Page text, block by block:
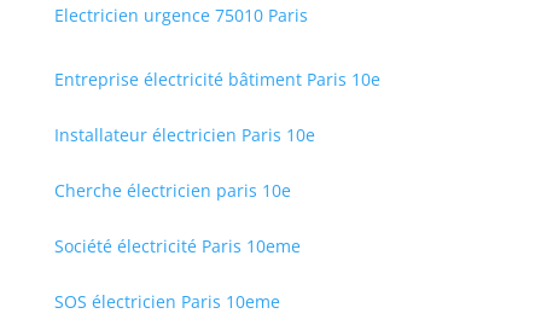
Electricien urgence 75010 Paris
Entreprise électricité bâtiment Paris 10e
Installateur électricien Paris 10e
Cherche électricien paris 10e
Société électricité Paris 10eme
SOS électricien Paris 10eme